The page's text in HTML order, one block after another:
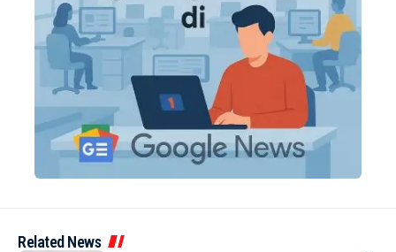
Related News